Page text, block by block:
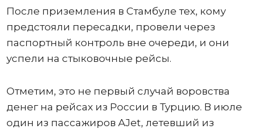
После приземления в Стамбуле тех, кому
предстояли пересадки, провели через
паспортный контроль вне очереди, и они
успели на стыковочные рейсы.
Отметим, это не первый случай воровства
денег на рейсах из России в Турцию. В июле
один из пассажиров AJet, летевший из